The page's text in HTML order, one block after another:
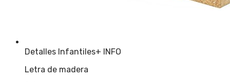
Detalles Infantiles+ INFO
Letra de madera